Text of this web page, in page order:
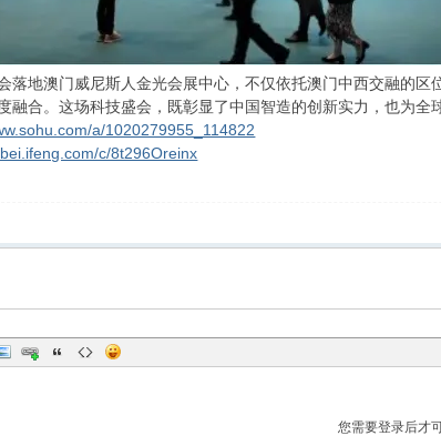
落地澳门威尼斯人金光会展中心，不仅依托澳门中西交融的
融合。这场科技盛会，既彰显了中国智造的创新实力，也为
a/1020279955_114822
c/8t296Oreinx
您需要登录后才